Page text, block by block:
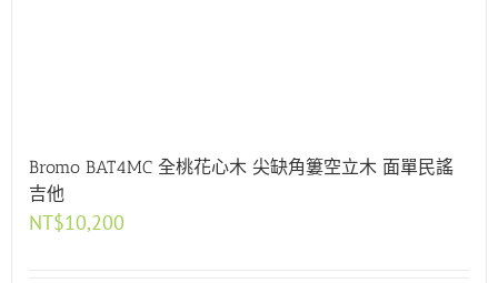
Bromo BAT4MC 全桃花心木 尖缺角簍空立木 面單民謠
吉他
NT$10,200